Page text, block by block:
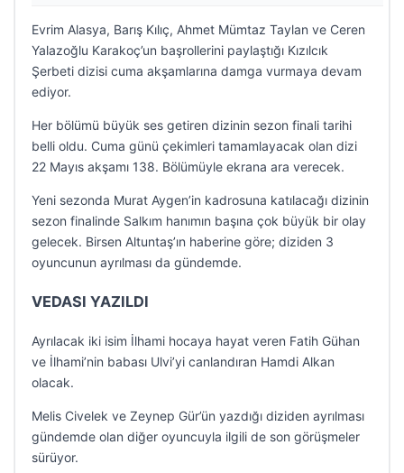
Evrim Alasya, Barış Kılıç, Ahmet Mümtaz Taylan ve Ceren
Yalazoğlu Karakoç’un başrollerini paylaştığı Kızılcık
Şerbeti dizisi cuma akşamlarına damga vurmaya devam
ediyor.
Her bölümü büyük ses getiren dizinin sezon finali tarihi
belli oldu. Cuma günü çekimleri tamamlayacak olan dizi
22 Mayıs akşamı 138. Bölümüyle ekrana ara verecek.
Yeni sezonda Murat Aygen’in kadrosuna katılacağı dizinin
sezon finalinde Salkım hanımın başına çok büyük bir olay
gelecek. Birsen Altuntaş’ın haberine göre; diziden 3
oyuncunun ayrılması da gündemde.
VEDASI YAZILDI
Ayrılacak iki isim İlhami hocaya hayat veren Fatih Gühan
ve İlhami’nin babası Ulvi’yi canlandıran Hamdi Alkan
olacak.
Melis Civelek ve Zeynep Gür’ün yazdığı diziden ayrılması
gündemde olan diğer oyuncuyla ilgili de son görüşmeler
sürüyor.